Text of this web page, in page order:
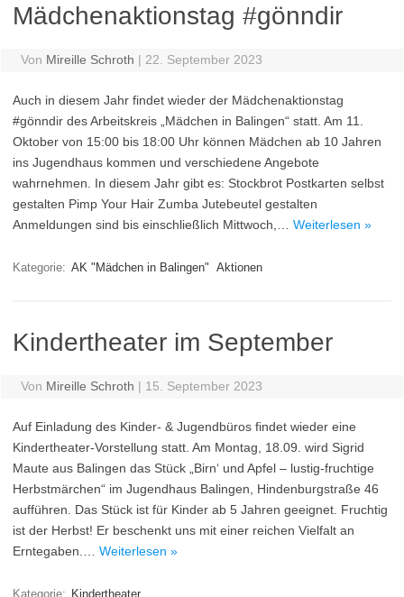
Mädchenaktionstag #gönndir
Von Mireille Schroth | 22. September 2023
Auch in diesem Jahr findet wieder der Mädchenaktionstag
#gönndir des Arbeitskreis „Mädchen in Balingen“ statt. Am 11.
Oktober von 15:00 bis 18:00 Uhr können Mädchen ab 10 Jahren
ins Jugendhaus kommen und verschiedene Angebote
wahrnehmen. In diesem Jahr gibt es: Stockbrot Postkarten selbst
gestalten Pimp Your Hair Zumba Jutebeutel gestalten
Anmeldungen sind bis einschließlich Mittwoch,… Weiterlesen »
Kategorie: AK "Mädchen in Balingen" Aktionen
Kindertheater im September
Von Mireille Schroth | 15. September 2023
Auf Einladung des Kinder- & Jugendbüros findet wieder eine
Kindertheater-Vorstellung statt. Am Montag, 18.09. wird Sigrid
Maute aus Balingen das Stück „Birn‘ und Apfel – lustig-fruchtige
Herbstmärchen“ im Jugendhaus Balingen, Hindenburgstraße 46
aufführen. Das Stück ist für Kinder ab 5 Jahren geeignet. Fruchtig
ist der Herbst! Er beschenkt uns mit einer reichen Vielfalt an
Erntegaben.… Weiterlesen »
Kategorie: Kindertheater